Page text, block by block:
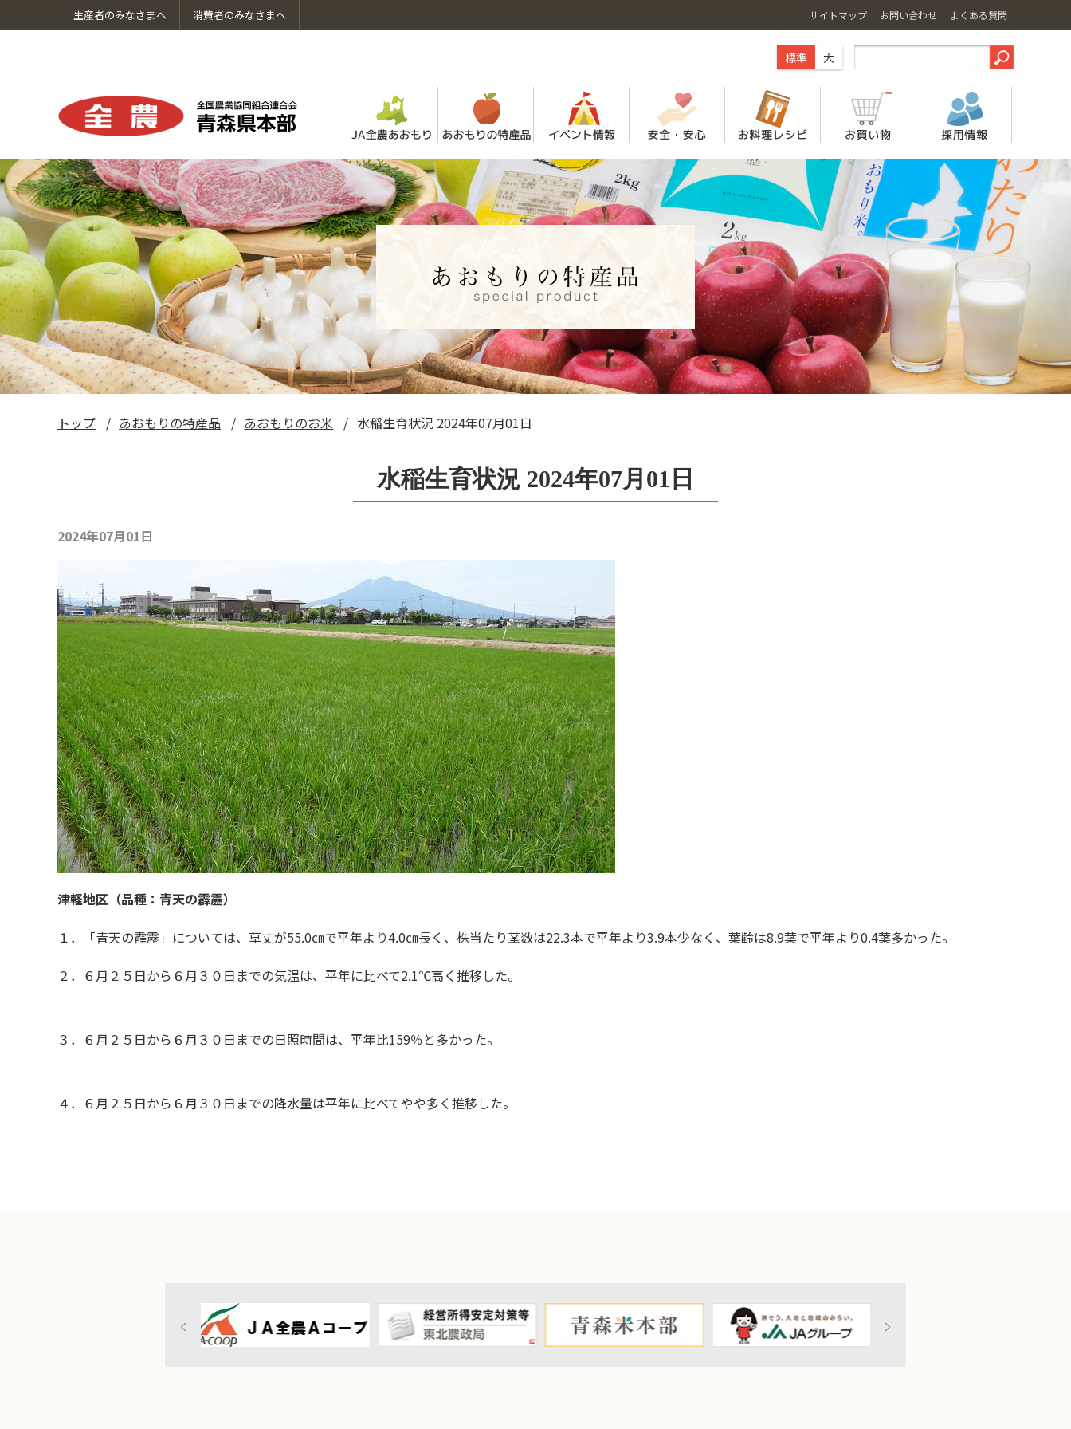
生産者のみなさまへ 消費者のみなさまへ サイトマップ お問い合わせ よくある質問
標準 大
ＪＡ全農あおもりについてトップへ 機構図・電話一覧 サステナビリティ
あおもりの特産品のトップへ あおもり米 青森のりんご・果物
青森のやさい・花き あおもり牛 青森の生乳
イベント情報のトップへ
食の安全・安心のトップへ
お料理レシピのトップへ
お買い物のトップへ 直売所「アグリショップ青森店」
産地直送通販ＪＡタウン「ＪＡ全農あおもりショッ
プ」
採用情報のトップへ 全農あおもり リクルートサイト
トップ あおもりの特産品 あおもりのお米 水稲生育状況 2024年07月01日
水稲生育状況 2024年07月01日
2024年07月01日
津軽地区（品種：青天の霹靂）
１．「青天の霹靂」については、草丈が55.0㎝で平年より4.0㎝長く、株当たり茎数は22.3本で平年より3.9本少なく、葉齢は8.9葉で平年より0.4葉多かった。
２．６月２５日から６月３０日までの気温は、平年に比べて2.1℃高く推移した。
３．６月２５日から６月３０日までの日照時間は、平年比159％と多かった。
４．６月２５日から６月３０日までの降水量は平年に比べてやや多く推移した。